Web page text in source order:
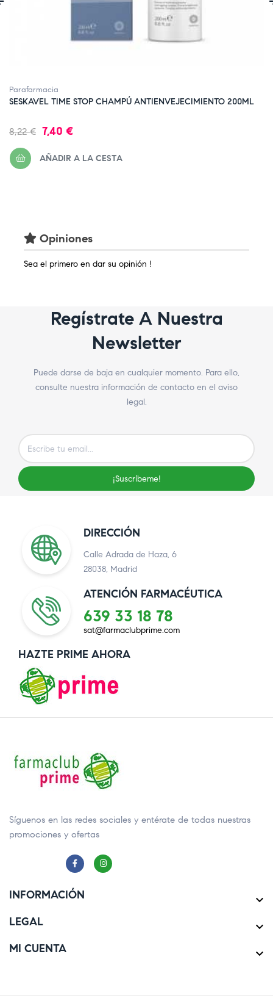
Parafarmacia
SESKAVEL TIME STOP CHAMPÚ ANTIENVEJECIMIENTO 200ML
Precio
regular
8,22 € Precio
7,40 €
AÑADIR A LA CESTA
Opiniones
Sea el primero en dar su opinión !
Regístrate A Nuestra
Newsletter
Puede darse de baja en cualquier momento. Para ello,
consulte nuestra información de contacto en el aviso
legal.
¡Suscríbeme!
DIRECCIÓN
Calle Adrada de Haza, 6
28038, Madrid
ATENCIÓN FARMACÉUTICA
639 33 18 78
sat@farmaclubprime.com
HAZTE PRIME AHORA
Síguenos en las redes sociales y entérate de todas nuestras
promociones y ofertas
INFORMACIÓN 
LEGAL 
MI CUENTA 